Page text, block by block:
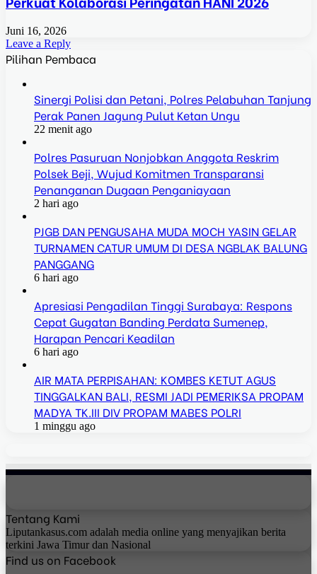
Juni 16, 2026
Leave a Reply
Pilihan Pembaca
Sinergi Polisi dan Petani, Polres Pelabuhan Tanjung
Perak Panen Jagung Pulut Ketan Ungu
22 menit ago
Polres Pasuruan Nonjobkan Anggota Reskrim
Polsek Beji, Wujud Komitmen Transparansi
Penanganan Dugaan Penganiayaan
2 hari ago
PJGB DAN PENGUSAHA MUDA MOCH YASIN GELAR
TURNAMEN CATUR UMUM DI DESA NGBLAK BALUNG
PANGGANG
6 hari ago
Apresiasi Pengadilan Tinggi Surabaya: Respons
Cepat Gugatan Banding Perdata Sumenep,
Harapan Pencari Keadilan
6 hari ago
AIR MATA PERPISAHAN: KOMBES KETUT AGUS
TINGGALKAN BALI, RESMI JADI PEMERIKSA PROPAM
MADYA TK.III DIV PROPAM MABES POLRI
1 minggu ago
Tentang Kami
Liputankasus.com adalah media online yang menyajikan berita
terkini Jawa Timur dan Nasional
Find us on Facebook